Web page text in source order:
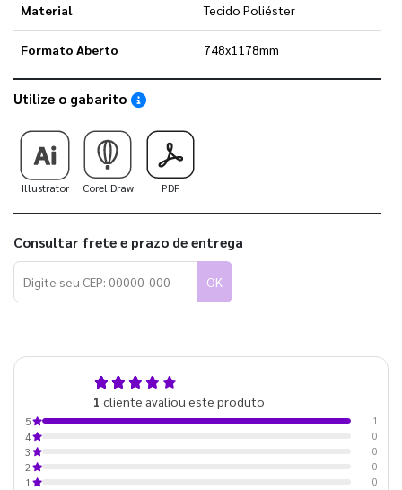
Material Tecido Poliéster
Formato Aberto 748x1178mm
Utilize o gabarito Saiba como utilizar os nossos gabaritos
Illustrator Corel Draw PDF
Consultar frete e prazo de entrega
OK
1 cliente avaliou este produto
5
1
4
0
3
0
2
0
1
0